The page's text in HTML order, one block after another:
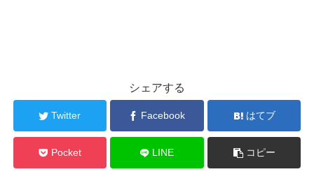
シェアする
Twitter Facebook はてブ
Pocket LINE コピー